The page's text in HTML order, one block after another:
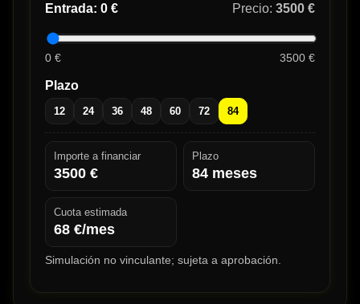
Entrada: 0 € Precio: 3500 €
0 € 3500 €
Plazo
12 24 36 48 60 72 84
Importe a financiar
3500 €
Plazo
84 meses
Cuota estimada
68 €/mes
Simulación no vinculante; sujeta a aprobación.